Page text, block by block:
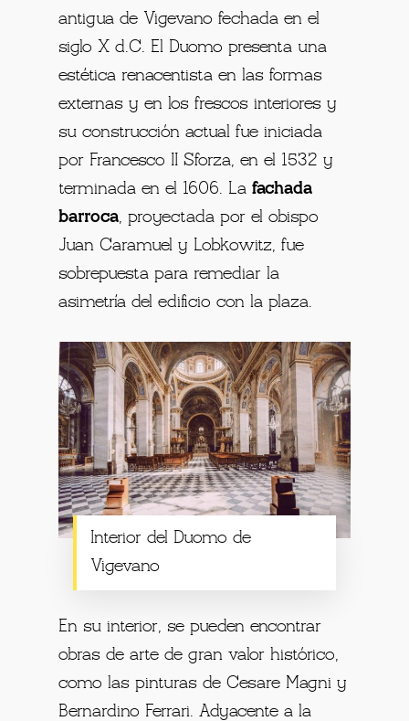
antigua de Vigevano fechada en el
siglo X d.C. El Duomo presenta una
estética renacentista en las formas
externas y en los frescos interiores y
su construcción actual fue iniciada
por Francesco II Sforza, en el 1532 y
terminada en el 1606. Lafachada
barroca, proyectada por el obispo
Juan Caramuel y Lobkowitz, fue
sobrepuesta para remediar la
asimetría del edificio con la plaza.
Interior del Duomo de
Vigevano
En su interior, se pueden encontrar
obras de arte de gran valor histórico,
como las pinturas de Cesare Magni y
Bernardino Ferrari. Adyacente a la